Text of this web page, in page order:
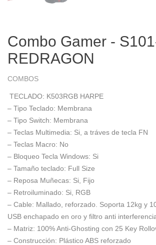
Combo Gamer -
REDRAGON
COMBOS
TECLADO: K503RGB HARPE
– Tipo Teclado: Membrana
– Tipo Switch: Membrana
– Teclas Multimedia: Si, a tráves de tecla FN
– Teclas Macro: No
– Bloqueo Tecla Windows: Si
– Tamaño teclado: Full Size
– Reposa Muñecas: Si, Fijo
– Retroiluminado: Si, RGB
– Cable: Mallado, reforzado. Soporta 12kg y
USB enchapado en oro y filtro anti
– Matriz: 100% Anti-Ghosting con 25 Key
– Construcción: Plástico ABS reforzado